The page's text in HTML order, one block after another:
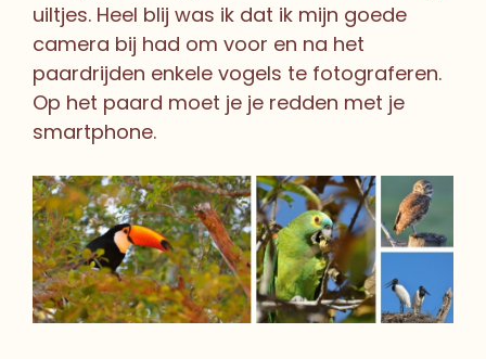
uiltjes. Heel blij was ik dat ik mijn goede
camera bij had om voor en na het
paardrijden enkele vogels te fotograferen.
Op het paard moet je je redden met je
smartphone.